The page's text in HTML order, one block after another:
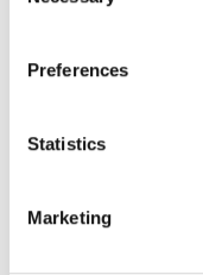
Preferences
Statistics
Marketing